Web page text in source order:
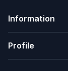
Information
Profile